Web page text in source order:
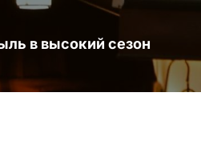
в высокий сезон